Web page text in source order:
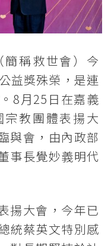
稱救世會）今
益獎殊榮，是連
8月25日在嘉義
教團體表揚大
與會，由內政部
事長覺妙義明代
揚大會，今年已
統蔡英文特別感